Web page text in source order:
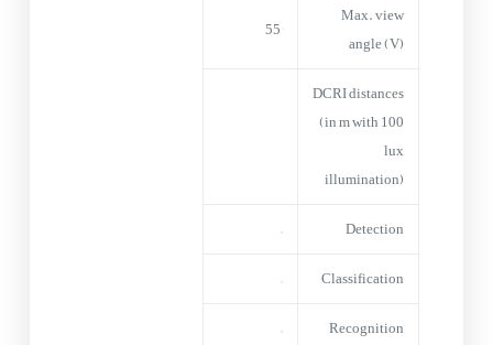
Max. view
angle (V)
55°
DCRI distances
(in m with 100
lux
illumination)
Detection
–
Classification
–
Recognition
–